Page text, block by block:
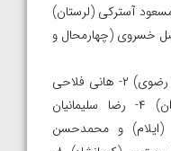
رستمی (کرمانشاه) ۸- مسعود آسترکی (لرستان)
(اصفهان) ۱۰- ابوالفضل خسروی (چهارمحال و
۸۰ کیلوگرم: ۱- مجید باقری (خراسان رضوی) ۲- هانی فلاحی
(مازندران) ۳- عباس زندیه (همدان) ۴- رضا سلیمانیان
(ایلام) و محمدحسن